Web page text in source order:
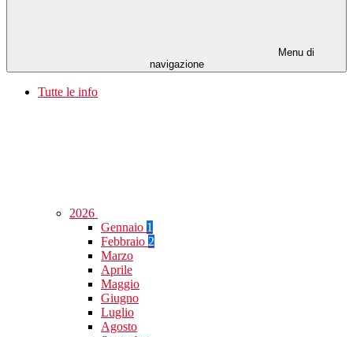
Menu di
navigazione
Tutte le info
2026
Gennaio 1
Febbraio 2
Marzo
Aprile
Maggio
Giugno
Luglio
Agosto